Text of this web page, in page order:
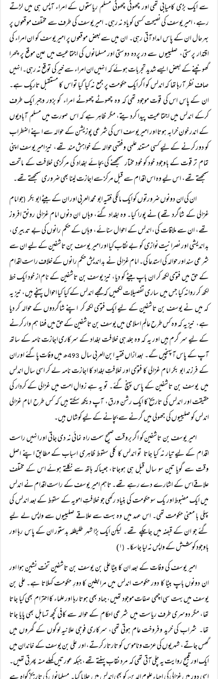
سے ایک بڑی کامیابی تھی اور چھوٹی چھوٹی مسلم ریاستوں کے امراء آپس ہی میں لڑتے
رہے، امیر یوسف کی نصیحت کسی کو یاد نہ رہی۔ امیر یوسف کی طرف سے مختلف موقعوں پر
بہرحال ان کے پاس امداد آتی رہی۔ ان میں سےبعض موقعوں پر امیر یوسف کو ان امراء کی
اقتدار پرستی، صلیبیوں سے در پردہ دوستی اور مسلمانوں کی اجتماعیت میں عین موقع پر چھرا
گھونپنے کے بعض ایسے شدید تجربات ہوئے کہ انہیں ان امراء سے خیر کی توقع نہ رہی۔ انہیں
صاف نظر آرہا تھا کہ اندلس کو اگر ایک حکومت پر جمع نہ کیا گیا تو اس کا مستقبل تاریک ہے۔
ان کے پاس اس کی قوت موجود تھی کہ وہ چھوٹے چھوٹے امراء کو بزور وجبر ایک طرف
کرکے اندلس میں اجتماعیت پیدا کردیتے، مگر ظاہر ہے کہ اس صورت میں مسلم آبادیوں
کے اندر خون خرابہ ہوتا اور امیر یوسف اس کی شرعی پوزیشن کے حوالہ سے اپنے اضطراب
کو دور کرنے کے لیے کسی مستند علمی وفقہی حوالہ کے خواہش مند تھے، نیز امیر یوسف اپنی
تمام تر قوت کے باوجود خود کو خود مختار سمجھنے کی بجائے بغداد کی مرکزی خلافت کے ماتحت
سمجھتے تھے، اس لیے وہ اس اقدام سے قبل مرکز سے اجازت لینا بھی ضروری سمجھتے تھے۔
ان کی ان دونوں ضرورتوں کو ایک مالکی فقیہ ابو محمد العربی اور ان کے بیٹے ابو بکر(جو امام
غزالی کے شاگرد تھے) نے پورا کیا۔ وہ بغداد گئے، وہاں ان دنوں امام غزالی رونق افروز
تھے، ان سے ملاقات کی، اندلس کے احوال سنائے، وہاں کے حکم رانوں کی بے تدبیری،
بد اندیشی اور نصرانیت نوازی کو بے نقاب کیا اور امیر یوسف بن تاشفین کے لیے ان سے
شرعی سند اور حوالہ کی استدعا کی۔ امام غزالی نے بد اندیش حکم رانوں کےخلاف راست اقدام
کے حق میں فتوی لکھ کر ان باپ بیٹے کو دیا، نیز یوسف بن تاشفین کے نام از خود ایک خط
لکھ کر روانہ کیا جس میں ساری تفصیلات لکھیں کہ مجھے اندلس کے کیا کیا احوال پہنچے ہیں، نیز یہ
کہ میں نے یوسف بن تاشفین کے لیے ایک فتوی لکھ کر اپنے شاگردوں کے حوالہ کر دیا
ہے، نیز یہ کہ وہ کس طرح عالمِ اسلامی میں یوسف بن تاشفین کے حق میں فضا ہم وار کرنے
کے لیے سر گرم ہیں اور یہ کہ وہ جلد ہی خلافت بغداد کے سرکاری اجازت نامہ کے ساتھ
آپ کے پاس آپہنچیں گے۔ بعد ازاں فقیہ ابن العربی سال
ھ میں وفات پاگئے اور ان
کے فرزند ابو بکر امام غزالی کا فتوی اور خلافتِ بغداد کا اجازت نامہ لے کر اسی سال اندلس
میں یوسف بن تاشفین کے پاس پہنچ گئے۔ تو یہ ہے زوالِ امت میں غزالی کے کردار کی
حقیقت اور اندلس کی تاریخ کا ایک رشن ورق، آپ دیکھ سکتے ہیں کہ کس طرح امام غزالی
اندلس کو صلیبیوں کی جھولی میں گرنے سے بچانے کے لیے کوشاں ہیں۔
امیر یوسف بن تاشفین کو اگر بروقت صحیح سمت راہ نمائی نہ دی جاتی اور انہیں راست
اقدام کے لیے تیار نہ کیا جاتا تو اندلس کا کلی سقوط ظاہری اسباب کے مطابق اپنے اصل
وقت سے گویا تین سو سال قبل ہی ہوجاتا، جیساکہ ہاتھ سے نکلتے ہوئے اس کے مختلف
علاقےاس کے اشارے دے رہے تھے۔ تاہم امیر یوسف کے راست اقدام نے اندلس
میں ایک مضبوط اور یک سو حکومت کی بنیاد رکھی جو خلافتِ امویہ کے سقوط کے بعد اندلس کی
پہلی با معنی حکومت تھی۔ اس عہد میں وہ بہت سے علاقے صلیبیوں سے واپس لے لیے
گئے جو ان کے قبضہ میں جاچکے تھے۔ لیکن ایک بڑا شہر طلیطلہ بدستور ان کے پاس رہا اور
باوجود کوشش کے واپس نہ لیا جاسکا۔ (۱)
امیر یوسف کی وفات کے بعد ان کا بیٹا علی بن یوسف بن تاشفین تخت نشین ہوا اور
ان دونوں باپ بیٹا کا دور حکومت اندلس میں مرابطین کا دورِ حکومت کہلاتا ہے۔ علی بن
یوسف میں بہت سی اچھی صفات موجود تھیں، جہاد بھی ہوتا رہا اور علماء کا احترام بھی کیا جاتا
تھا، مگر دوسری طرف ریاست میں شرعی احکام کے حوالہ سے کافی کچھ تساہل بھی پایا جاتا
تھا۔ شراب کی خرید وفروخت عام ہوتی تھی، سرکاری فوجی علانیہ لوگوں کے گھروں میں
گھس جاتے، شہریوں کی عزت وناموس کو تارتار کرتے، اور علی بن یوسف کے خاندان میں
ایک اور قبیح روایت یہ چلی آتی تھی کہ مرد نقاب پہنتے تھے، جبکہ عورتیں کھلے منہ پھرتی تھیں۔